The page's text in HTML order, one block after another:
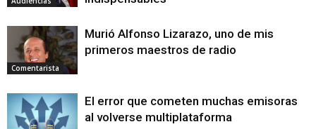
Comentarista
Murió Alfonso Lizarazo, uno de mis
primeros maestros de radio
El error que cometen muchas emisoras
al volverse multiplataforma